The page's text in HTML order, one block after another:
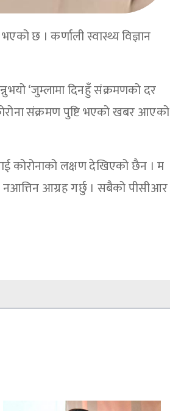
छ । कर्णाली स्वास्थ्य विज्ञान
‘जुम्लामा दिनहुँ संक्रमणको दर
संक्रमण पुष्टि भएको खबर आएको
कोरोनाको लक्षण देखिएको छैन । म
आग्रह गर्छु । सबैको पीसीआर